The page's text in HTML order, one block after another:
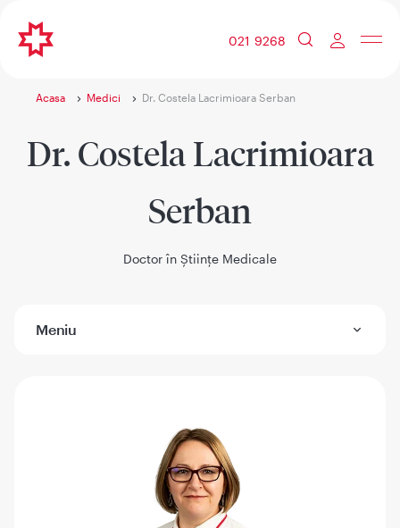
021 9268
Acasa Medici Dr. Costela Lacrimioara Serban
Dr. Costela Lacrimioara
Serban
Doctor în Științe Medicale
Meniu